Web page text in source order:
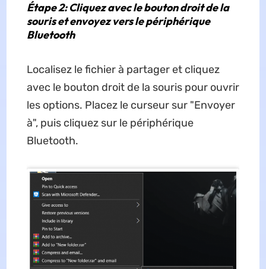
Étape 2: Cliquez avec le bouton droit de la
souris et envoyez vers le périphérique
Bluetooth
Localisez le fichier à partager et cliquez
avec le bouton droit de la souris pour ouvrir
les options. Placez le curseur sur "Envoyer
à", puis cliquez sur le périphérique
Bluetooth.